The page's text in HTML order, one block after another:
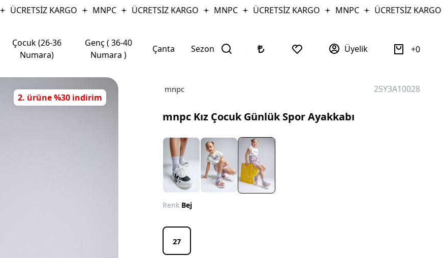
ÜCRETSİZ KARGO MNPC ÜCRETSİZ KARGO MNPC ÜCRETSİZ KARGO MNPC ÜCRETSİZ KARGO
Çocuk (26-36
Numara)
Genç ( 36-40
Numara )
Çanta Sezon Üyelik 0
2. ürüne %30 indirim
mnpc 25Y3A10028
mnpc Kız Çocuk Günlük Spor Ayakkabı
Renk Bej
27